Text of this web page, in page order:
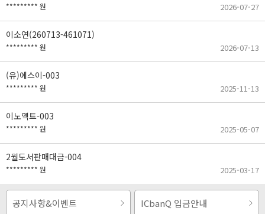
********* 원 2026-07-27
이소연(260713-461071)
********* 원 2026-07-13
(유)에스이-003
********* 원 2025-11-13
이노액트-003
********* 원 2025-05-07
2월도서판매대금-004
********* 원 2025-03-17
공지사항&이벤트 ICbanQ 입금안내